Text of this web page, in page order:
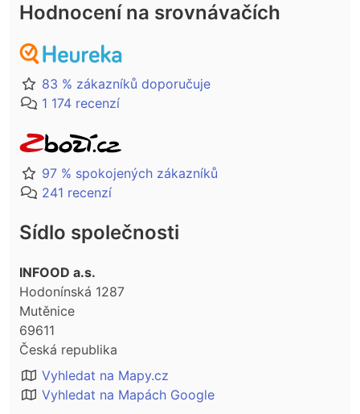
Hodnocení na srovnávačích
83 % zákazníků doporučuje
1 174 recenzí
97 % spokojených zákazníků
241 recenzí
Sídlo společnosti
INFOOD a.s.
Hodonínská 1287
Mutěnice
69611
Česká republika
Vyhledat na Mapy.cz
Vyhledat na Mapách Google